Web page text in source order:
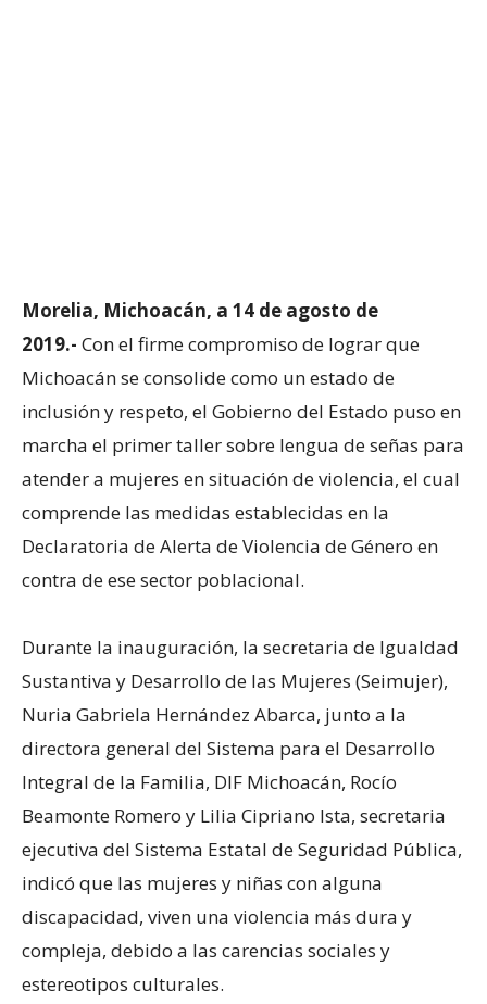
Morelia, Michoacán, a 14 de agosto de
2019.- Con el firme compromiso de lograr que
Michoacán se consolide como un estado de
inclusión y respeto, el Gobierno del Estado puso en
marcha el primer taller sobre lengua de señas para
atender a mujeres en situación de violencia, el cual
comprende las medidas establecidas en la
Declaratoria de Alerta de Violencia de Género en
contra de ese sector poblacional.
Durante la inauguración, la secretaria de Igualdad
Sustantiva y Desarrollo de las Mujeres (Seimujer),
Nuria Gabriela Hernández Abarca, junto a la
directora general del Sistema para el Desarrollo
Integral de la Familia, DIF Michoacán, Rocío
Beamonte Romero y Lilia Cipriano Ista, secretaria
ejecutiva del Sistema Estatal de Seguridad Pública,
indicó que las mujeres y niñas con alguna
discapacidad, viven una violencia más dura y
compleja, debido a las carencias sociales y
estereotipos culturales.